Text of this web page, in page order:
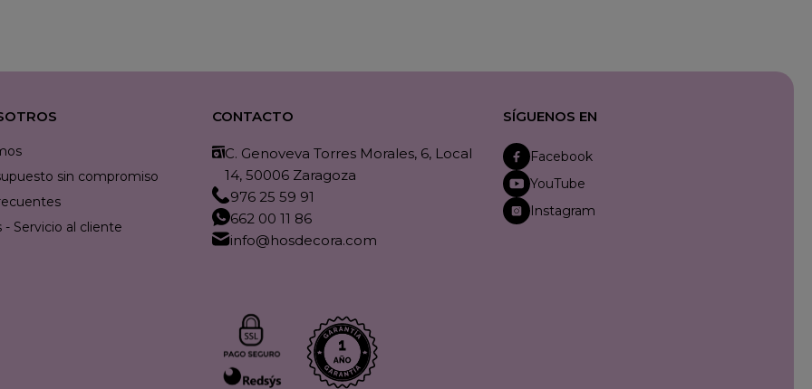
sin compromiso
Servicio al cliente
CONTACTO
C. Genoveva Torres Morales, 6, Local
14, 50006 Zaragoza
976 25 59 91
662 00 11 86
info@hosdecora.com
SÍGUENOS EN
Facebook
YouTube
Instagram